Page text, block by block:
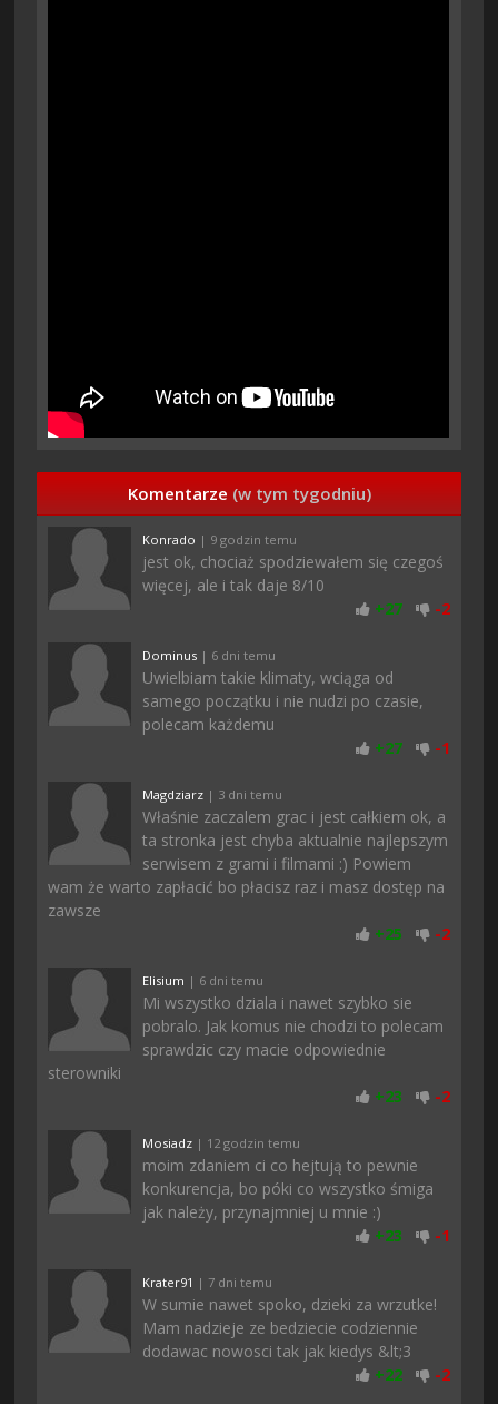
Komentarze (w tym tygodniu)
Konrado | 9 godzin temu
jest ok, chociaż spodziewałem się czegoś
więcej, ale i tak daje 8/10
+27 -2
Dominus | 6 dni temu
Uwielbiam takie klimaty, wciąga od
samego początku i nie nudzi po czasie,
polecam każdemu
+27 -1
Magdziarz | 3 dni temu
Właśnie zaczalem grac i jest całkiem ok, a
ta stronka jest chyba aktualnie najlepszym
serwisem z grami i filmami :) Powiem
wam że warto zapłacić bo płacisz raz i masz dostęp na
zawsze
+25 -2
Elisium | 6 dni temu
Mi wszystko dziala i nawet szybko sie
pobralo. Jak komus nie chodzi to polecam
sprawdzic czy macie odpowiednie
sterowniki
+23 -2
Mosiadz | 12 godzin temu
moim zdaniem ci co hejtują to pewnie
konkurencja, bo póki co wszystko śmiga
jak należy, przynajmniej u mnie :)
+23 -1
Krater91 | 7 dni temu
W sumie nawet spoko, dzieki za wrzutke!
Mam nadzieje ze bedziecie codziennie
dodawac nowosci tak jak kiedys &lt;3
+22 -2